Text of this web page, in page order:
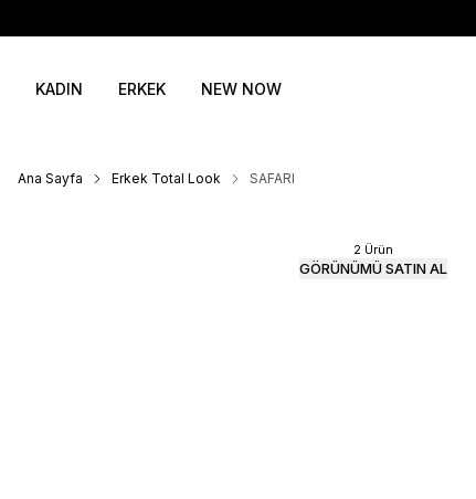
KADIN ERKEK NEW NOW
Ana Sayfa Erkek Total Look SAFARI
2 Ürün
GÖRÜNÜMÜ SATIN AL